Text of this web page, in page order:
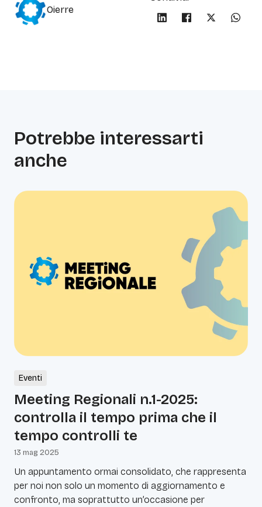
Oierre
Potrebbe interessarti
anche
Eventi
Meeting Regionali n.1-2025:
controlla il tempo prima che il
tempo controlli te
13 mag 2025
Un appuntamento ormai consolidato, che rappresenta
per noi non solo un momento di aggiornamento e
confronto, ma soprattutto un’occasione per